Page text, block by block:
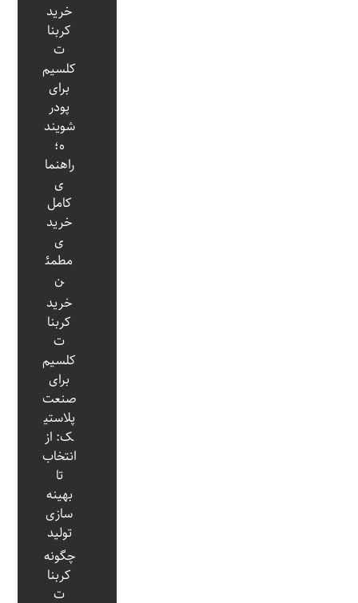
خرید
کربنا
ت
کلسیم
برای
پودر
شویند
ه؛
راهنما
ی
کامل
خرید
ی
مطمئ
ن
خرید
کربنا
ت
کلسیم
برای
صنعت
پلاستی
ک: از
انتخاب
تا
بهینه‌
سازی
تولید
چگونه
کربنا
ت